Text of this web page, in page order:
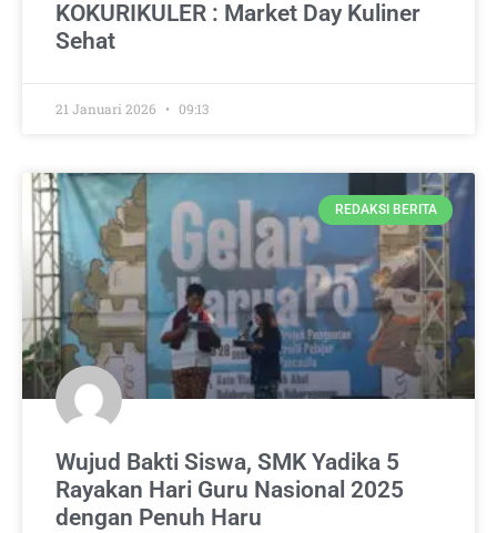
KOKURIKULER : Market Day Kuliner
Sehat
21 Januari 2026 09:13
REDAKSI BERITA
Wujud Bakti Siswa, SMK Yadika 5
Rayakan Hari Guru Nasional 2025
dengan Penuh Haru